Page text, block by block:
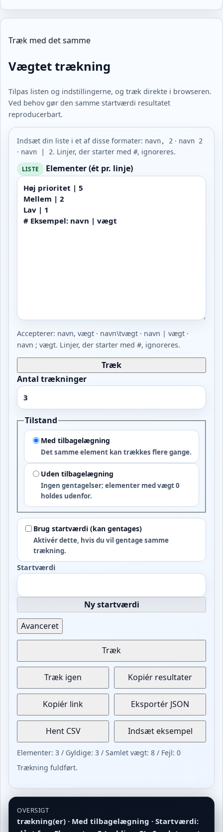
Træk med det samme
Vægtet trækning
Tilpas listen og indstillingerne, og træk direkte i browseren.
Ved behov gør den samme startværdi resultatet
reproducerbart.
Indsæt din liste i et af disse formater: navn, 2 · navn 2
· navn | 2. Linjer, der starter med #, ignoreres.
LISTE Elementer (ét pr. linje)
Accepterer: navn, vægt · navn\tvægt · navn | vægt ·
navn ; vægt. Linjer, der starter med #, ignoreres.
Træk
Antal trækninger
Tilstand
Med tilbagelægning
Det samme element kan trækkes flere gange.
Uden tilbagelægning
Ingen gentagelser; elementer med vægt 0
holdes udenfor.
Brug startværdi (kan gentages)
Aktivér dette, hvis du vil gentage samme
trækning.
Startværdi
Ny startværdi
Avanceret
Træk
Træk igen Kopiér resultater
Kopiér link Eksportér JSON
Hent CSV Indsæt eksempel
Elementer: 3 / Gyldige: 3 / Samlet vægt: 8 / Fejl: 0
Trækning fuldført.
OVERSIGT
trækning(er) · Med tilbagelægning · Startværdi: